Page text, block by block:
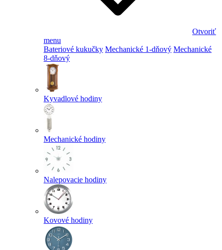
Otvoriť
menu
Bateriové kukučky Mechanické 1-dňový Mechanické
8-dňový
Kyvadlové hodiny
Mechanické hodiny
Nalepovacie hodiny
Kovové hodiny